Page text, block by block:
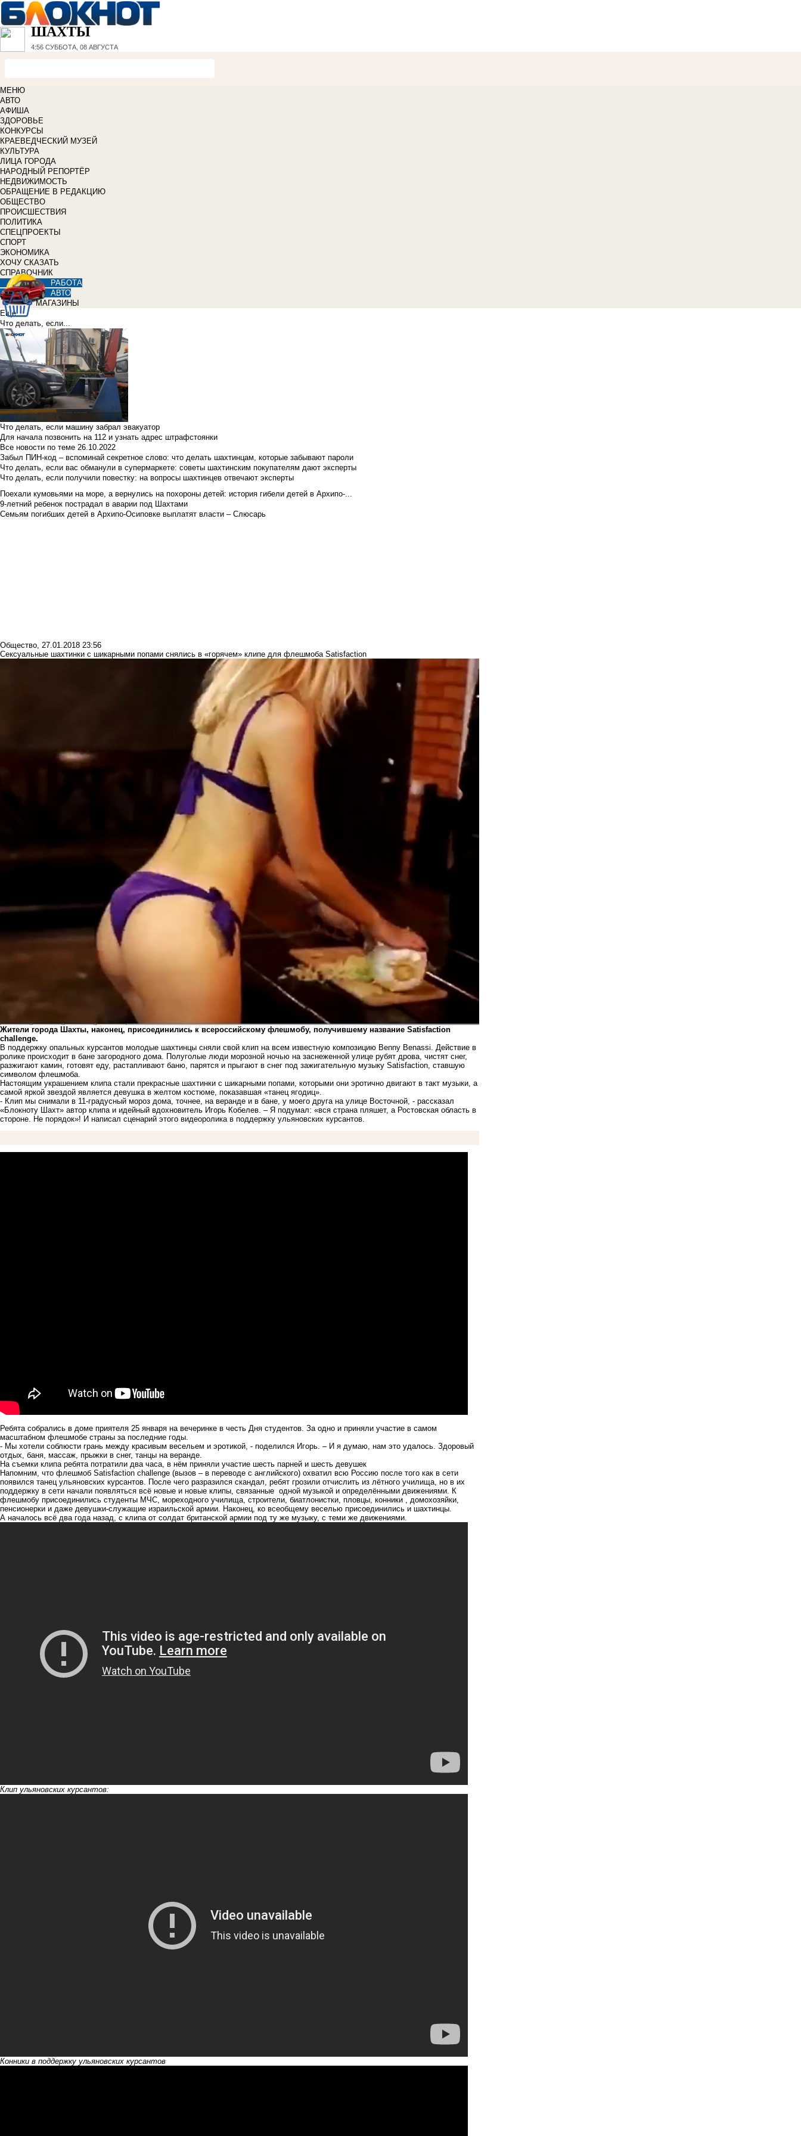
ШАХТЫ
4:56 СУББОТА, 08 АВГУСТА
МЕНЮ
АВТО
АФИША
ЗДОРОВЬЕ
КОНКУРСЫ
КРАЕВЕДЧЕСКИЙ МУЗЕЙ
КУЛЬТУРА
ЛИЦА ГОРОДА
НАРОДНЫЙ РЕПОРТЁР
НЕДВИЖИМОСТЬ
ОБРАЩЕНИЕ В РЕДАКЦИЮ
ОБЩЕСТВО
ПРОИСШЕСТВИЯ
ПОЛИТИКА
СПЕЦПРОЕКТЫ
СПОРТ
ЭКОНОМИКА
ХОЧУ СКАЗАТЬ
СПРАВОЧНИК
РАБОТА
АВТО
МАГАЗИНЫ
Еще
Что делать, если...
Что делать, если машину забрал эвакуатор
Для начала позвонить на 112 и узнать адрес штрафстоянки
Все новости по теме 26.10.2022
Забыл ПИН-код – вспоминай секретное слово: что делать шахтинцам, которые забывают пароли
Что делать, если вас обманули в супермаркете: советы шахтинским покупателям дают эксперты
Что делать, если получили повестку: на вопросы шахтинцев отвечают эксперты
Поехали кумовьями на море, а вернулись на похороны детей: история гибели детей в Архипо-...
9-летний ребенок пострадал в аварии под Шахтами
Семьям погибших детей в Архипо-Осиповке выплатят власти – Слюсарь
Общество, 27.01.2018 23:56
Сексуальные шахтинки с шикарными попами снялись в «горячем» клипе для флешмоба Satisfaction
Жители города Шахты, наконец, присоединились к всероссийскому флешмобу, получившему название Satisfaction
challenge.
В поддержку опальных курсантов молодые шахтинцы сняли свой клип на всем известную композицию Benny Benassi. Действие в
ролике происходит в бане загородного дома. Полуголые люди морозной ночью на заснеженной улице рубят дрова, чистят снег,
разжигают камин, готовят еду, растапливают баню, парятся и прыгают в снег под зажигательную музыку Satisfaction, ставшую
символом флешмоба.
Настоящим украшением клипа стали прекрасные шахтинки с шикарными попами, которыми они эротично двигают в такт музыки, а
самой яркой звездой является девушка в желтом костюме, показавшая «танец ягодиц».
- Клип мы снимали в 11-градусный мороз дома, точнее, на веранде и в бане, у моего друга на улице Восточной, - рассказал
«Блокноту Шахт» автор клипа и идейный вдохновитель Игорь Кобелев. – Я подумал: «вся страна пляшет, а Ростовская область в
стороне. Не порядок»! И написал сценарий этого видеоролика в поддержку ульяновских курсантов.
Ребята собрались в доме приятеля 25 января на вечеринке в честь Дня студентов. За одно и приняли участие в самом
масштабном флешмобе страны за последние годы.
- Мы хотели соблюсти грань между красивым весельем и эротикой, - поделился Игорь. – И я думаю, нам это удалось. Здоровый
отдых, баня, массаж, прыжки в снег, танцы на веранде.
На съемки клипа ребята потратили два часа, в нём приняли участие шесть парней и шесть девушек
Напомним, что флешмоб Satisfaction challenge (вызов – в переводе с английского) охватил всю Россию после того как в сети
появился танец ульяновских курсантов. После чего разразился скандал, ребят грозили отчислить из лётного училища, но в их
поддержку в сети начали появляться всё новые и новые клипы, связанные одной музыкой и определёнными движениями. К
флешмобу присоединились студенты МЧС, мореходного училища, строители, биатлонистки, пловцы, конники , домохозяйки,
пенсионерки и даже девушки-служащие израильской армии. Наконец, ко всеобщему веселью присоединились и шахтинцы.
А началось всё два года назад, с клипа от солдат британской армии под ту же музыку, с теми же движениями.
Клип ульяновских курсантов:
Конники в поддержку ульяновских курсантов